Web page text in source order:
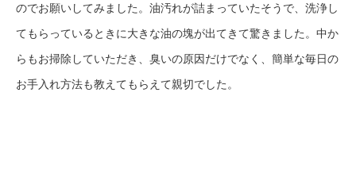
のでお願いしてみました。油汚れが詰まっていたそうで、洗浄し
てもらっているときに大きな油の塊が出てきて驚きました。中か
らもお掃除していただき、臭いの原因だけでなく、簡単な毎日の
お手入れ方法も教えてもらえて親切でした。